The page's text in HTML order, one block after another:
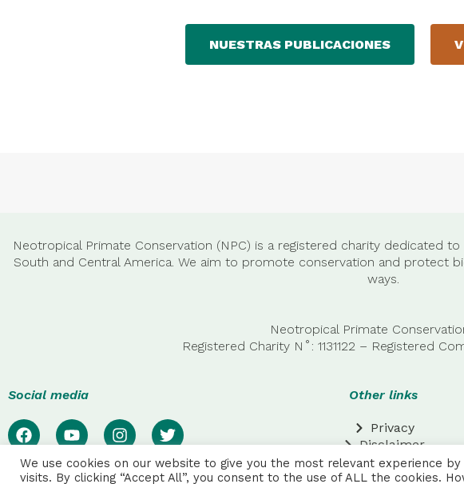
NUESTRAS PUBLICACIONES
Neotropical Primate Conservation (NPC) is a registered charity dedicated
South and Central America. We aim to promote conservation and protect
ways.
Neotropical Primate
Registered Charity N˚: 1131122 – Registered
Social media Other links
Privacy
Disclaimer
We use cookies on our website to give you the most relevant experience
visits. By clicking “Accept All”, you consent to the use of ALL the cookies.